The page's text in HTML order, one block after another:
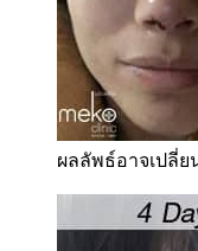
ผลลัพธ์อาจเปลี่ย